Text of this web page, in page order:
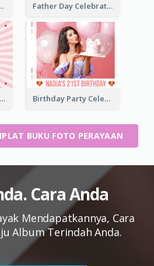
Photo Book Father Day Celebration Photo Book With Quotes
Baby Girl Birthday Celebration Photo Book Birthday Party Celebration Photo Book
BUKU FOTO PERAYAAN
Cara Anda
Mendapatkannya, Cara
Album Terindah Anda.